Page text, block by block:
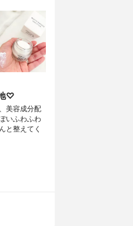
♡
美容成分配
いふわふわ
と整えてく